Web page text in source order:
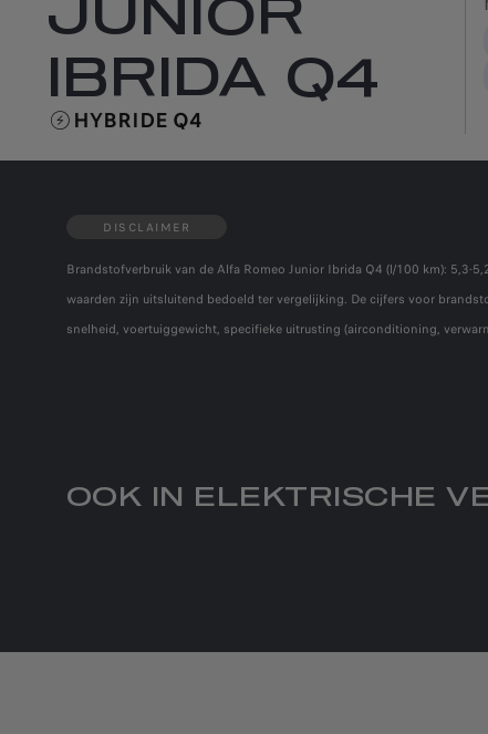
JUNIOR
IBRIDA Q4
HYBRIDE Q4
DISCLAIMER
Brandstofverbruik van de Alfa Romeo Junior Ibrida Q4 (l/100 km): 5,3-
waarden zijn uitsluitend bedoeld ter vergelijking. De cijfers voor
snelheid, voertuiggewicht, specifieke uitrusting (airconditioning,
OOK IN ELEKTRISCHE